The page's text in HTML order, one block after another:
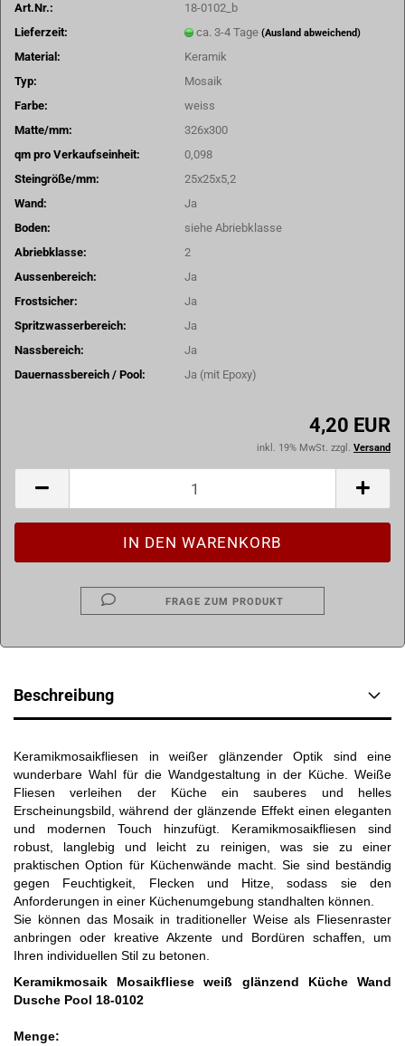
Art.Nr.:
18-0102_b
Lieferzeit:
ca. 3-4 Tage(Ausland abweichend)
Material:
Keramik
Typ:
Mosaik
Farbe:
weiss
Matte/mm:
326x300
qm pro Verkaufseinheit:
0,098
Steingröße/mm:
25x25x5,2
Wand:
Ja
Boden:
siehe Abriebklasse
Abriebklasse:
2
Aussenbereich:
Ja
Frostsicher:
Ja
Spritzwasserbereich:
Ja
Nassbereich:
Ja
Dauernassbereich / Pool:
Ja (mit Epoxy)
4,20 EUR
inkl. 19% MwSt. zzgl. Versand
FRAGE ZUM PRODUKT
Beschreibung
Keramikmosaikfliesen in weißer glänzender Optik sind eine
wunderbare Wahl für die Wandgestaltung in der Küche. Weiße
Fliesen verleihen der Küche ein sauberes und helles
Erscheinungsbild, während der glänzende Effekt einen eleganten
und modernen Touch hinzufügt. Keramikmosaikfliesen sind
robust, langlebig und leicht zu reinigen, was sie zu einer
praktischen Option für Küchenwände macht. Sie sind beständig
gegen Feuchtigkeit, Flecken und Hitze, sodass sie den
Anforderungen in einer Küchenumgebung standhalten können.
Sie können das Mosaik in traditioneller Weise als Fliesenraster
anbringen oder kreative Akzente und Bordüren schaffen, um
Ihren individuellen Stil zu betonen.
Keramikmosaik Mosaikfliese weiß glänzend Küche Wand
Dusche Pool 18-0102
Menge: